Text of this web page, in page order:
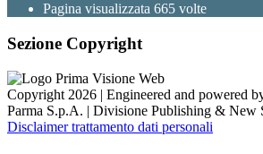
Pagina visualizzata 665 volte
Sezione Copyright
Copyright 2026 | Engineered and powered
Parma S.p.A. | Divisione Publishing & New
Disclaimer trattamento dati personali